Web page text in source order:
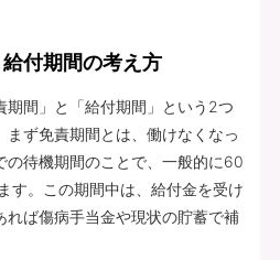
付期間の考え方
期間」と「給付期間」という2つ
ず免責期間とは、働けなくなっ
の待機期間のことで、一般的に60
す。この期間中は、給付金を受け
れば傷病手当金や現状の貯蓄で補